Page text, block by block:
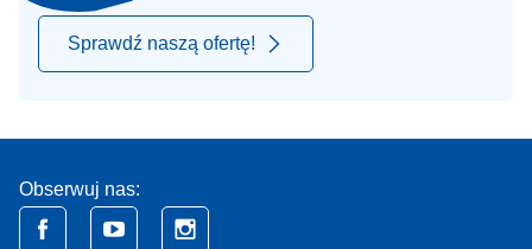
Sprawdź naszą ofertę!
Obserwuj nas: